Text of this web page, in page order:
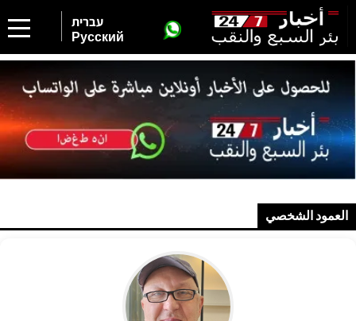
עברית
Русский
العمود الشخصي